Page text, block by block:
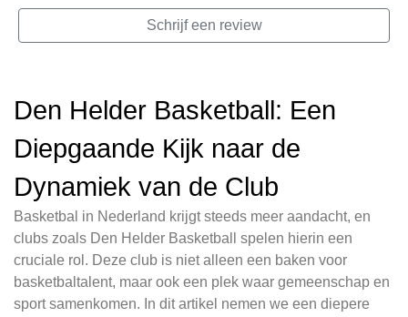
Schrijf een review
Den Helder Basketball: Een
Diepgaande Kijk naar de
Dynamiek van de Club
Basketbal in Nederland krijgt steeds meer aandacht, en
clubs zoals Den Helder Basketball spelen hierin een
cruciale rol. Deze club is niet alleen een baken voor
basketbaltalent, maar ook een plek waar gemeenschap en
sport samenkomen. In dit artikel nemen we een diepere